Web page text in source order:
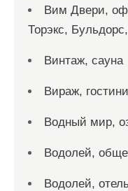
Вим Двери,
Торэкс,
Винтаж, сауна
Вираж,
Водный мир,
Водолей,
Водолей, отель